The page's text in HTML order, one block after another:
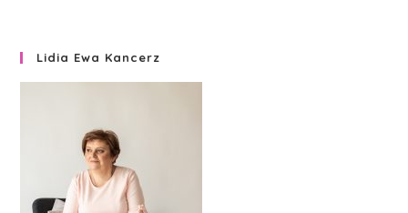
Lidia Ewa Kancerz